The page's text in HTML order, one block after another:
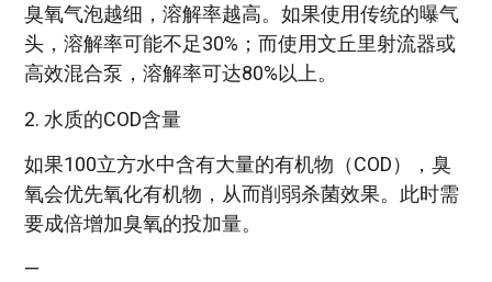
臭氧气泡越细，溶解率越高。如果使用传统的曝气
头，溶解率可能不足30%；而使用文丘里射流器或
高效混合泵，溶解率可达80%以上。
2. 水质的COD含量
如果100立方水中含有大量的有机物（COD），臭
氧会优先氧化有机物，从而削弱杀菌效果。此时需
要成倍增加臭氧的投加量。
—